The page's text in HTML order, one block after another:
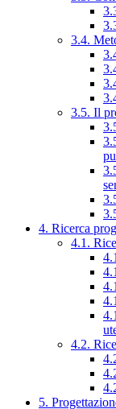
3.4.
3.5. Il
4. Ricerca
4.1.
4.2.
5.